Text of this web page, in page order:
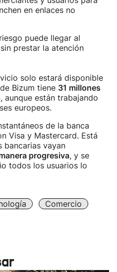
en enlaces no
puede llegar al
prestar la atención
solo estará disponible
Bizum tiene 31 millones
aunque están trabajando
europeos.
de la banca
Visa y Mastercard. Está
bancarias vayan
progresiva, y se
todos los usuarios lo
Comercio